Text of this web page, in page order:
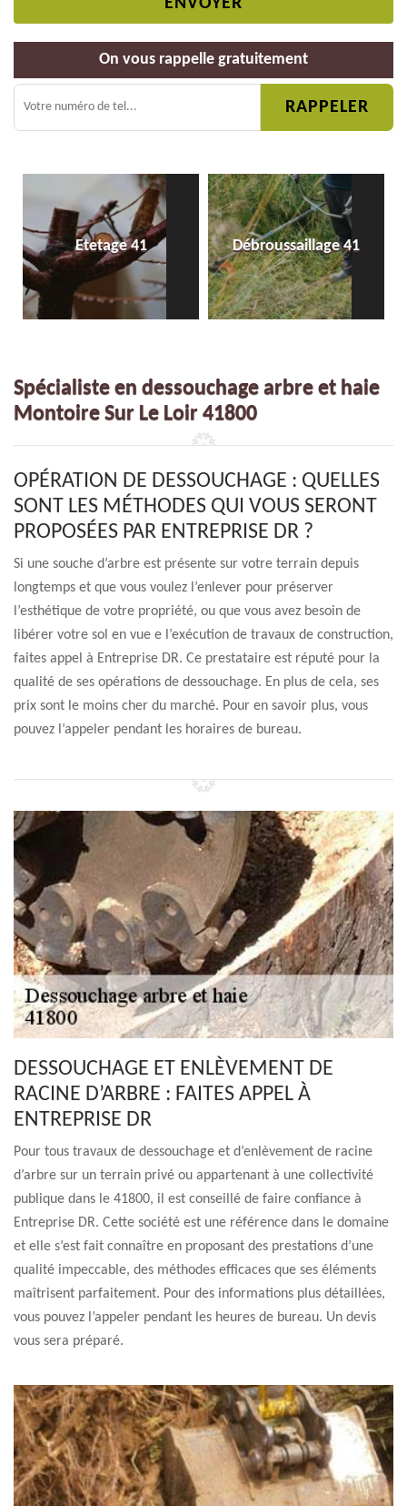
On vous rappelle gratuitement
Etetage 41 Débroussaillage 41
Spécialiste en dessouchage arbre et haie
Montoire Sur Le Loir 41800
OPÉRATION DE DESSOUCHAGE : QUELLES
SONT LES MÉTHODES QUI VOUS SERONT
PROPOSÉES PAR ENTREPRISE DR ?
Si une souche d’arbre est présente sur votre terrain depuis
longtemps et que vous voulez l’enlever pour préserver
l’esthétique de votre propriété, ou que vous avez besoin de
libérer votre sol en vue e l’exécution de travaux de construction,
faites appel à Entreprise DR. Ce prestataire est réputé pour la
qualité de ses opérations de dessouchage. En plus de cela, ses
prix sont le moins cher du marché. Pour en savoir plus, vous
pouvez l’appeler pendant les horaires de bureau.
DESSOUCHAGE ET ENLÈVEMENT DE
RACINE D’ARBRE : FAITES APPEL À
ENTREPRISE DR
Pour tous travaux de dessouchage et d’enlèvement de racine
d’arbre sur un terrain privé ou appartenant à une collectivité
publique dans le 41800, il est conseillé de faire confiance à
Entreprise DR. Cette société est une référence dans le domaine
et elle s’est fait connaître en proposant des prestations d’une
qualité impeccable, des méthodes efficaces que ses éléments
maîtrisent parfaitement. Pour des informations plus détaillées,
vous pouvez l’appeler pendant les heures de bureau. Un devis
vous sera préparé.